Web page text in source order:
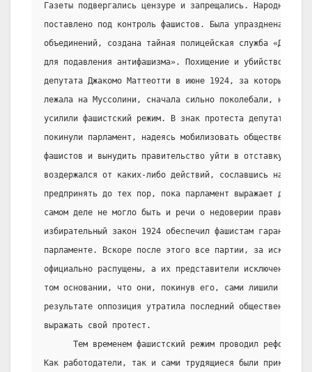
Газеты подвергались цензуре и запрещались. Народное
поставлено под контроль фашистов. Была упразднена
объединений, создана тайная полицейская служба
для подавления антифашизма». Похищение и убийство
депутата Джакомо Маттеотти в июне 1924, за которые
лежала на Муссолини, сначала сильно поколебали, но в
усилили фашистский режим. В знак протеста депутаты
покинули парламент, надеясь мобилизовать общественное
фашистов и вынудить правительство уйти в отставку.
воздержался от каких-либо действий, сославшись на то,
предпринять до тех пор, пока парламент выражает
самом деле не могло быть и речи о недоверии
избирательный закон 1924 обеспечил фашистам
парламенте. Вскоре после этого все партии, за
официально распущены, а их представители исключены из
том основании, что они, покинув его, сами лишили себя
результате оппозиция утратила последний общественный
выражать свой протест.
Тем временем фашистский режим проводил реформы в
Как работодатели, так и сами трудящиеся были